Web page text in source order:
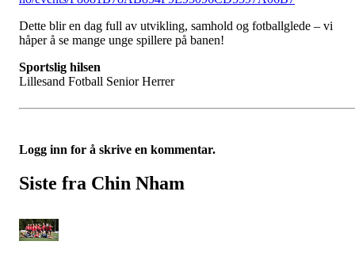
Dette blir en dag full av utvikling, samhold og fotballglede – vi
håper å se mange unge spillere på banen!
Sportslig hilsen
Lillesand Fotball Senior Herrer
Logg inn for å skrive en kommentar.
Siste fra Chin Nham